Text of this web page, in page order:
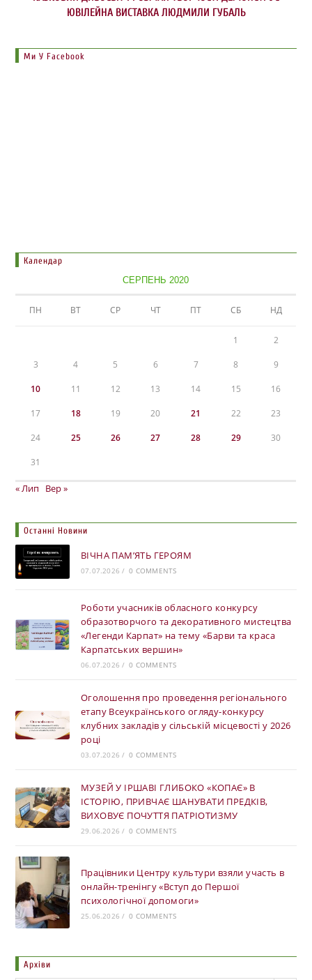
ЮВІЛЕЙНА ВИСТАВКА ЛЮДМИЛИ ГУБАЛЬ
Ми У Facebook
Календар
СЕРПЕНЬ 2020
ПН ВТ СР ЧТ ПТ СБ НД
1 2
3 4 5 6 7 8 9
10 11 12 13 14 15 16
17 18 19 20 21 22 23
24 25 26 27 28 29 30
31
« Лип Вер »
Останні Новини
ВІЧНА ПАМ’ЯТЬ ГЕРОЯМ
07.07.2026 / 0 COMMENTS
Роботи учасників обласного конкурсу
образотворчого та декоративного мистецтва
«Легенди Карпат» на тему «Барви та краса
Карпатських вершин»
06.07.2026 / 0 COMMENTS
Оголошення про проведення регіонального
етапу Всеукраїнського огляду-конкурсу
клубних закладів у сільській місцевості у 2026
році
03.07.2026 / 0 COMMENTS
МУЗЕЙ У ІРШАВІ ГЛИБОКО «КОПАЄ» В
ІСТОРІЮ, ПРИВЧАЄ ШАНУВАТИ ПРЕДКІВ,
ВИХОВУЄ ПОЧУТТЯ ПАТРІОТИЗМУ
29.06.2026 / 0 COMMENTS
Працівники Центру культури взяли участь в
онлайн-тренінгу «Вступ до Першої
психологічної допомоги»
25.06.2026 / 0 COMMENTS
Архіви